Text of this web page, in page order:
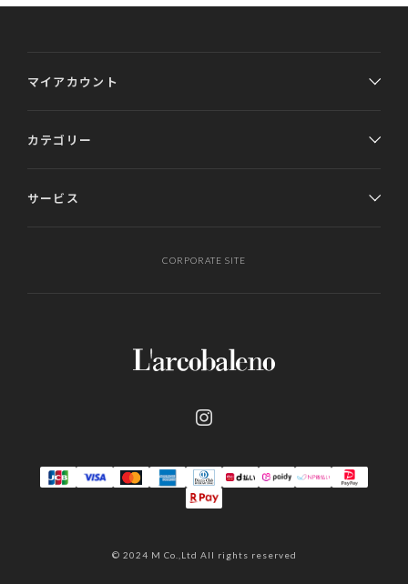
マイアカウント
カテゴリー
サービス
CORPORATE SITE
© 2024 M Co.,Ltd All rights reserved